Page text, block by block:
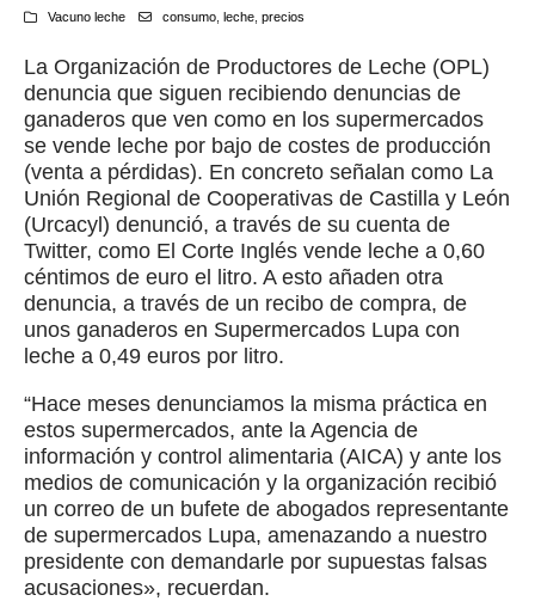
Vacuno leche consumo, leche, precios
La Organización de Productores de Leche (OPL)
denuncia que siguen recibiendo denuncias de
ganaderos que ven como en los supermercados
se vende leche por bajo de costes de producción
(venta a pérdidas). En concreto señalan como La
Unión Regional de Cooperativas de Castilla y León
(Urcacyl) denunció, a través de su cuenta de
Twitter, como El Corte Inglés vende leche a 0,60
céntimos de euro el litro. A esto añaden otra
denuncia, a través de un recibo de compra, de
unos ganaderos en Supermercados Lupa con
leche a 0,49 euros por litro.
“Hace meses denunciamos la misma práctica en
estos supermercados, ante la Agencia de
información y control alimentaria (AICA) y ante los
medios de comunicación y la organización recibió
un correo de un bufete de abogados representante
de supermercados Lupa, amenazando a nuestro
presidente con demandarle por supuestas falsas
acusaciones», recuerdan.